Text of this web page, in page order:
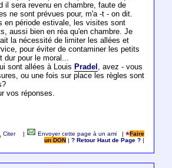
il sera revenu en chambre, faute de
ne sont prévues pour, m'a -t - on dit.
en période estivale, les visites sont
aussi bien en réa qu'en chambre. Je
la nécessité de limiter les allées et
pour éviter de contaminer les petits
dur pour le moral...
sont allées à Louis Pradel , avez - vous
ou une fois sur place les règles sont
vos réponses.
Citer Envoyer cette page à un ami |
Faire
un DON
|? Retour Haut de Page ?